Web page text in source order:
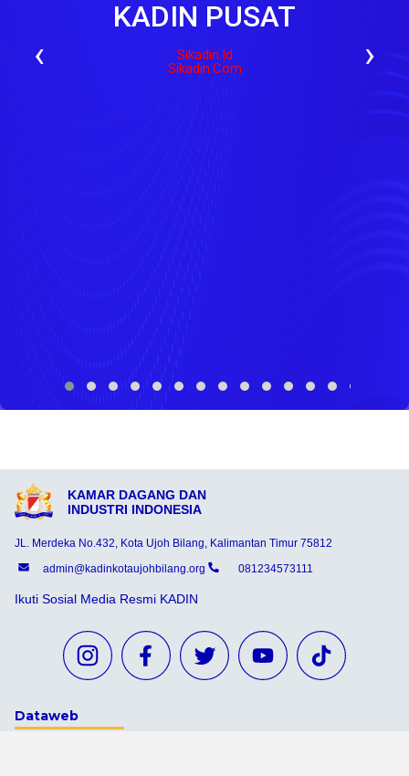
KADIN PUSAT
Sikadin.id
Sikadin.com
‹ ›
KAMAR DAGANG DAN
INDUSTRI INDONESIA
JL. Merdeka No.432, Kota Ujoh Bilang, Kalimantan Timur 75812
admin@kadinkotaujohbilang.org
081234573111
Ikuti Sosial Media Resmi KADIN
Dataweb